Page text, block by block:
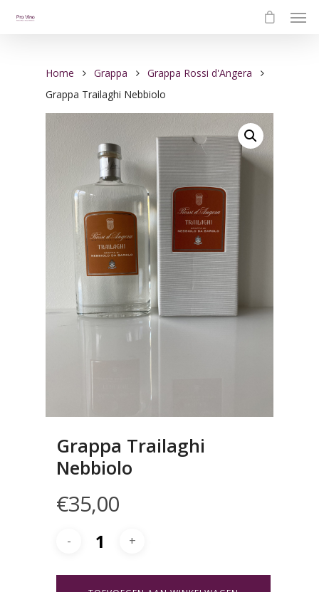
Home Grappa
Grappa Rossi d'Angera
Grappa Trailaghi Nebbiolo
Grappa Trailaghi
Nebbiolo
€35,00